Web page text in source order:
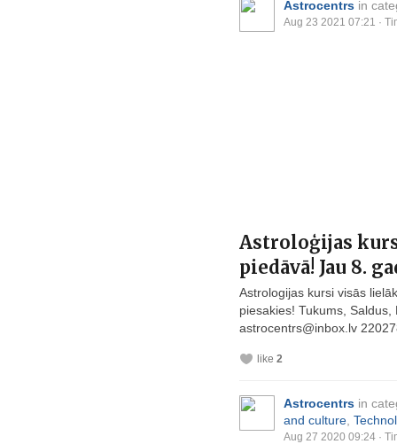
Astrocentrs in
Aug 23 2021 07:21 ·
Astroloģijas
piedāvā! Jau 8.
Astrologijas kursi visās
piesakies! Tukums,
astrocentrs@inbox.lv
like 2
Astrocentrs in
and culture
Aug 27 2020 09:24 ·